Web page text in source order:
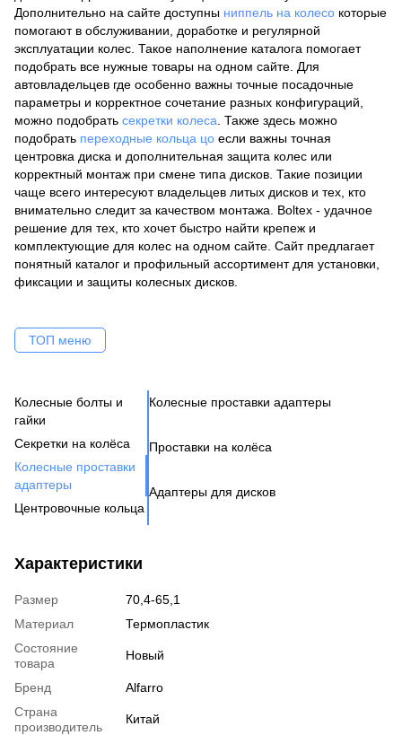
Дополнительно на сайте доступны ниппель на колесо которые
помогают в обслуживании, доработке и регулярной
эксплуатации колес. Такое наполнение каталога помогает
подобрать все нужные товары на одном сайте. Для
автовладельцев где особенно важны точные посадочные
параметры и корректное сочетание разных конфигураций,
можно подобрать секретки колеса . Также здесь можно
подобрать переходные кольца цо если важны точная
центровка диска и дополнительная защита колес или
корректный монтаж при смене типа дисков. Такие позиции
чаще всего интересуют владельцев литых дисков и тех, кто
внимательно следит за качеством монтажа. Boltex - удачное
решение для тех, кто хочет быстро найти крепеж и
комплектующие для колес на одном сайте. Сайт предлагает
понятный каталог и профильный ассортимент для установки,
фиксации и защиты колесных дисков.
ТОП меню
Колесные болты и
гайки
Секретки на колёса
Колесные проставки
адаптеры
Центровочные кольца
давления
Колесные проставки адаптеры
Проставки на колёса
Адаптеры для дисков
Характеристики
Размер
70,4-65,1
Материал
Термопластик
Состояние
товара
Новый
Бренд
Alfarro
Страна
производитель
Китай